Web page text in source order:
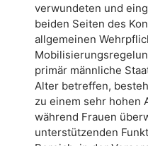
verwundeten und
beiden Seiten des
allgemeinen
primär männliche
Alter betreffen,
zu einem sehr hohen
während Frauen
unterstützenden